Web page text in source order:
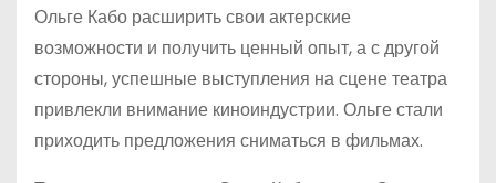
Ольге Кабо расширить свои актерские
возможности и получить ценный опыт, а с другой
стороны, успешные выступления на сцене театра
привлекли внимание киноиндустрии. Ольге стали
приходить предложения сниматься в фильмах.